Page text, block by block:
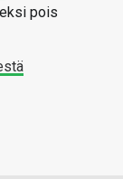
pois